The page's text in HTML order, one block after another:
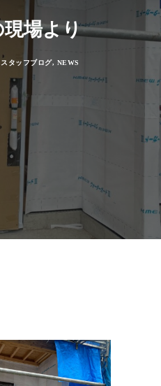
場より
スタッフブログ, NEWS